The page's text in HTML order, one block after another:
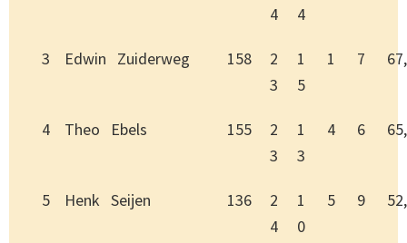
4
4
3 Edwin Zuiderweg 158
2
3
1
5
1 7
4 Theo Ebels 155
2
3
1
3
4 6
5 Henk Seijen 136
2
4
1
0
5 9